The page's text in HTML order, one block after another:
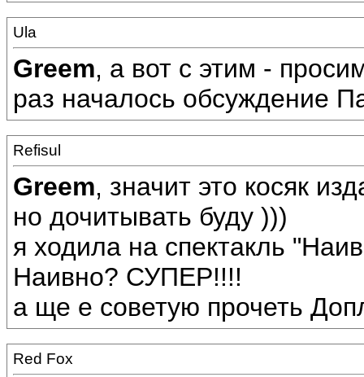
Ula
Greem, а вот с этим -
раз началось обсуждение
Refisul
Greem, значит это косяк
но дочитывать буду )))
я ходила на спектакль
Наивно? СУПЕР!!!!
а ще е советую прочеть
Red Fox